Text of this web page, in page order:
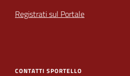
Registrati sul Portale
CONTATTI SPORTELLO